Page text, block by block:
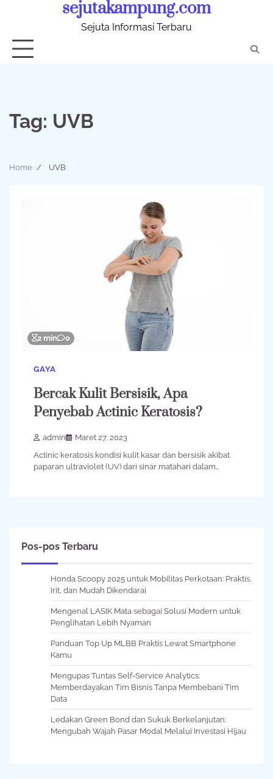
sejutakampung.com
Sejuta Informasi Terbaru
Tag: UVB
Home UVB
2 min 0
GAYA
Bercak Kulit Bersisik, Apa
Penyebab Actinic Keratosis?
admin
Maret 27, 2023
Actinic keratosis kondisi kulit kasar dan bersisik akibat
paparan ultraviolet (UV) dari sinar matahari dalam…
Pos-pos Terbaru
Honda Scoopy 2025 untuk Mobilitas Perkotaan: Praktis,
Irit, dan Mudah Dikendarai
Mengenal LASIK Mata sebagai Solusi Modern untuk
Penglihatan Lebih Nyaman
Panduan Top Up MLBB Praktis Lewat Smartphone
Kamu
Mengupas Tuntas Self-Service Analytics:
Memberdayakan Tim Bisnis Tanpa Membebani Tim
Data
Ledakan Green Bond dan Sukuk Berkelanjutan:
Mengubah Wajah Pasar Modal Melalui Investasi Hijau